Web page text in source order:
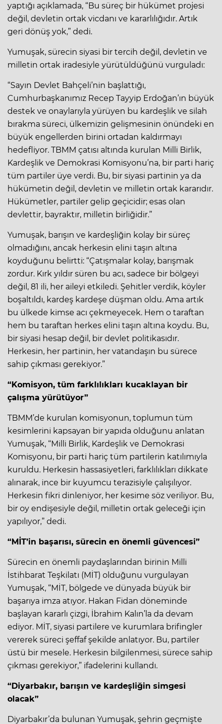
yaptığı açıklamada, “Bu süreç bir hükümet projesi
değil, devletin ortak vicdanı ve kararlılığıdır. Artık
geri dönüş yok,” dedi.
Yumuşak, sürecin siyasi bir tercih değil, devletin ve
milletin ortak iradesiyle yürütüldüğünü vurguladı:
“Sayın Devlet Bahçeli’nin başlattığı,
Cumhurbaşkanımız Recep Tayyip Erdoğan’ın büyük
destek ve onaylarıyla yürüyen bu kardeşlik ve silah
bırakma süreci, ülkemizin gelişmesinin önündeki en
büyük engellerden birini ortadan kaldırmayı
hedefliyor. TBMM çatısı altında kurulan Milli Birlik,
Kardeşlik ve Demokrasi Komisyonu’na, bir parti hariç
tüm partiler üye verdi. Bu, bir siyasi partinin ya da
hükümetin değil, devletin ve milletin ortak kararıdır.
Hükümetler, partiler gelip geçicidir; esas olan
devlettir, bayraktır, milletin birliğidir.”
Yumuşak, barışın ve kardeşliğin kolay bir süreç
olmadığını, ancak herkesin elini taşın altına
koyduğunu belirtti: “Çatışmalar kolay, barışmak
zordur. Kırk yıldır süren bu acı, sadece bir bölgeyi
değil, 81 ili, her aileyi etkiledi. Şehitler verdik, köyler
boşaltıldı, kardeş kardeşe düşman oldu. Ama artık
bu ülkede kimse acı çekmeyecek. Hem o taraftan
hem bu taraftan herkes elini taşın altına koydu. Bu,
bir siyasi hesap değil, bir devlet politikasıdır.
Herkesin, her partinin, her vatandaşın bu sürece
sahip çıkması gerekiyor.”
“Komisyon, tüm farklılıkları kucaklayan bir
çalışma yürütüyor”
TBMM’de kurulan komisyonun, toplumun tüm
kesimlerini kapsayan bir yapıda olduğunu anlatan
Yumuşak, “Milli Birlik, Kardeşlik ve Demokrasi
Komisyonu, bir parti hariç tüm partilerin katılımıyla
kuruldu. Herkesin hassasiyetleri, farklılıkları dikkate
alınarak, ince bir kuyumcu terazisiyle çalışılıyor.
Herkesin fikri dinleniyor, her kesime söz veriliyor. Bu,
bir oy endişesiyle değil, milletin ortak geleceği için
yapılıyor,” dedi.
“MİT’in başarısı, sürecin en önemli güvencesi”
Sürecin en önemli paydaşlarından birinin Milli
İstihbarat Teşkilatı (MİT) olduğunu vurgulayan
Yumuşak, “MİT, bölgede ve dünyada büyük bir
başarıya imza atıyor. Hakan Fidan döneminde
başlayan kararlı çizgi, İbrahim Kalın’la da devam
ediyor. MİT, siyasi partilere ve kurumlara brifingler
vererek süreci şeffaf şekilde anlatıyor. Bu, partiler
üstü bir mesele. Herkesin bilgilenmesi, sürece sahip
çıkması gerekiyor,” ifadelerini kullandı.
“Diyarbakır, barışın ve kardeşliğin simgesi
olacak”
Diyarbakır’da bulunan Yumuşak, şehrin geçmişte